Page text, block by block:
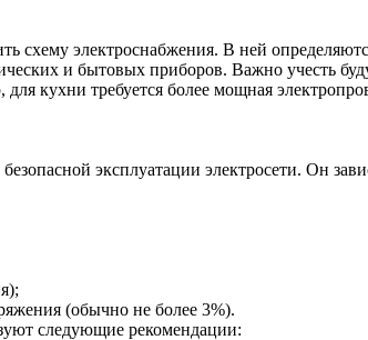
схему электроснабжения. В ней
и бытовых приборов. Важно учесть
кухни требуется более мощная
эксплуатации электросети. Он
(обычно не более 3%).
следующие рекомендации: